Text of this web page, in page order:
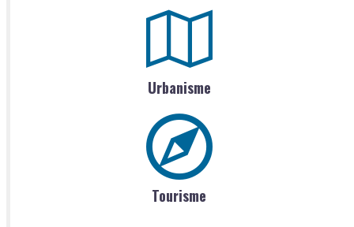
Urbanisme
Tourisme